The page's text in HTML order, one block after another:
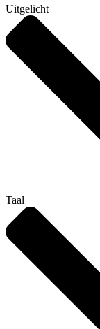
Uitgelicht
Taal